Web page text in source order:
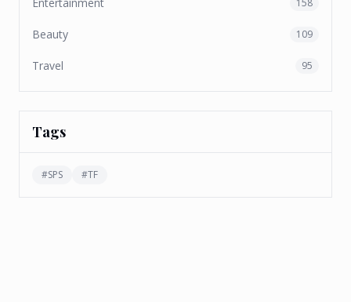
158
Beauty 109
Travel 95
Tags
#SPS #TF